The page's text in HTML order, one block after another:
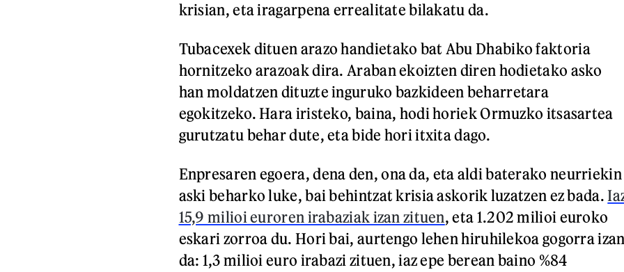
krisian, eta iragarpena errealitate bilakatu da.
Tubacexek dituen arazo handietako bat Abu Dhabiko faktoria
hornitzeko arazoak dira. Araban ekoizten diren hodietako asko
han moldatzen dituzte inguruko bazkideen beharretara
egokitzeko. Hara iristeko, baina, hodi horiek Ormuzko itsasartea
gurutzatu behar dute, eta bide hori itxita dago.
Enpresaren egoera, dena den, ona da, eta aldi baterako neurriekin
aski beharko luke, bai behintzat krisia askorik luzatzen ez bada.
15,9 milioi euroren irabaziak izan zituen, eta 1.202 milioi euroko
eskari zorroa du. Hori bai, aurtengo lehen hiruhilekoa gogorra
da: 1,3 milioi euro irabazi zituen, iaz epe berean baino %84